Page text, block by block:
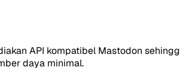
API kompatibel Mastodon
daya minimal.